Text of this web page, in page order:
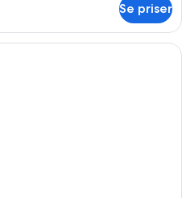
Se priser
Ett modernt hotellrum med en stor